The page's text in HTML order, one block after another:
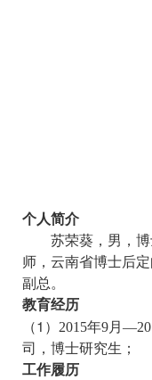
个人简介
苏荣葵，男，
师，云南省博士后
副总。
教育经历
（1 ） 2015年9月
司，博士研究生；
工作履历